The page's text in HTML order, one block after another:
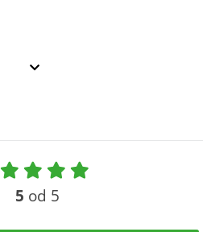
5 od 5